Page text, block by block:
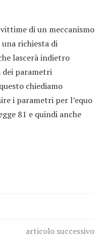
di un meccanismo
richiesta di
lascerà indietro
dei parametri
chiediamo
i parametri per l’equo
81 e quindi anche
articolo successivo